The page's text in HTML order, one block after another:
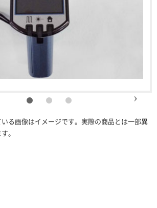
る画像はイメージです。実際の商品とは一部異
。